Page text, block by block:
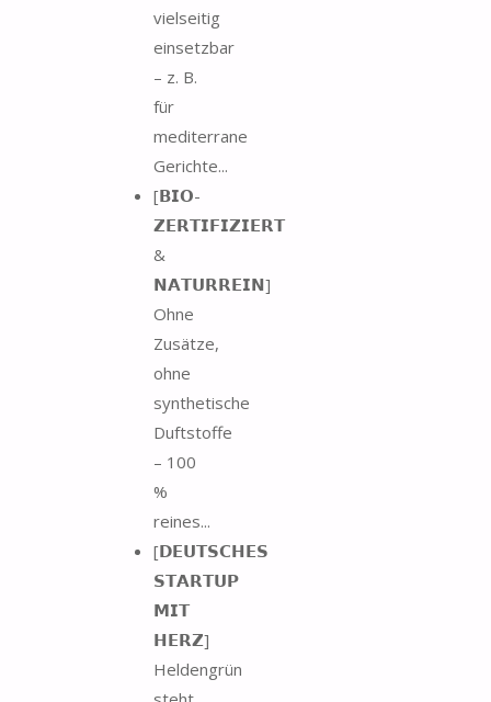
vielseitig
einsetzbar
– z. B.
für
mediterrane
Gerichte...
[𝗕𝗜𝗢-
𝗭𝗘𝗥𝗧𝗜𝗙𝗜𝗭𝗜𝗘𝗥𝗧
&
𝗡𝗔𝗧𝗨𝗥𝗥𝗘𝗜𝗡]
Ohne
Zusätze,
ohne
synthetische
Duftstoffe
– 100
%
reines...
[𝗗𝗘𝗨𝗧𝗦𝗖𝗛𝗘𝗦
𝗦𝗧𝗔𝗥𝗧𝗨𝗣
𝗠𝗜𝗧
𝗛𝗘𝗥𝗭]
Heldengrün